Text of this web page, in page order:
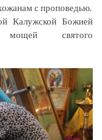
с проповедью.
Калужской Божией
мощей святого